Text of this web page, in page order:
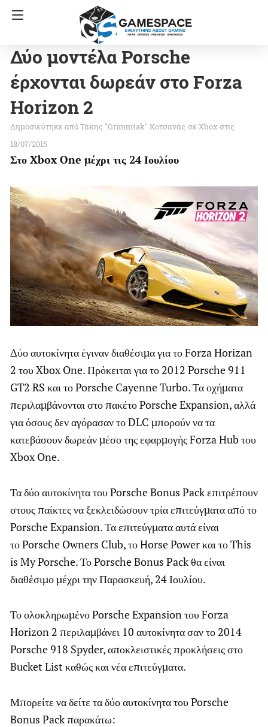
Δύο μοντέλα Porsche
έρχονται δωρεάν στο Forza
Horizon 2
Τάκης "Grimmtak" Κοτσανάς σε Xbox στις
18/07/2015
Στο Xbox One μέχρι τις 24 Ιουλίου
Δύο αυτοκίνητα έγιναν διαθέσιμα για το Forza Horizan
2 του Xbox One. Πρόκειται για το 2012 Porsche 911
GT2 RS και το Porsche Cayenne Turbo. Τα οχήματα
περιλαμβάνονται στο πακέτο Porsche Expansion, αλλά
για όσους δεν αγόρασαν το DLC μπορούν να τα
κατεβάσουν δωρεάν μέσο της εφαρμογής Forza Hub του
Xbox One.
Τα δύο αυτοκίνητα του Porsche Bonus Pack επιτρέπουν
στους παίκτες να ξεκλειδώσουν τρία επιτεύγματα από το
Porsche Expansion. Τα επιτεύγματα αυτά είναι
το Porsche Owners Club, το Horse Power και το This
is My Porsche. Το Porsche Bonus Pack θα είναι
διαθέσιμο μέχρι την Παρασκευή, 24 Ιουλίου.
Το ολοκληρωμένο Porsche Expansion του Forza
Horizon 2 περιλαμβάνει 10 αυτοκίνητα σαν το 2014
Porsche 918 Spyder, αποκλειστικές προκλήσεις στο
Bucket List καθώς και νέα επιτεύγματα.
Μπορείτε να δείτε τα δύο αυτοκίνητα του Porsche
Bonus Pack παρακάτω: